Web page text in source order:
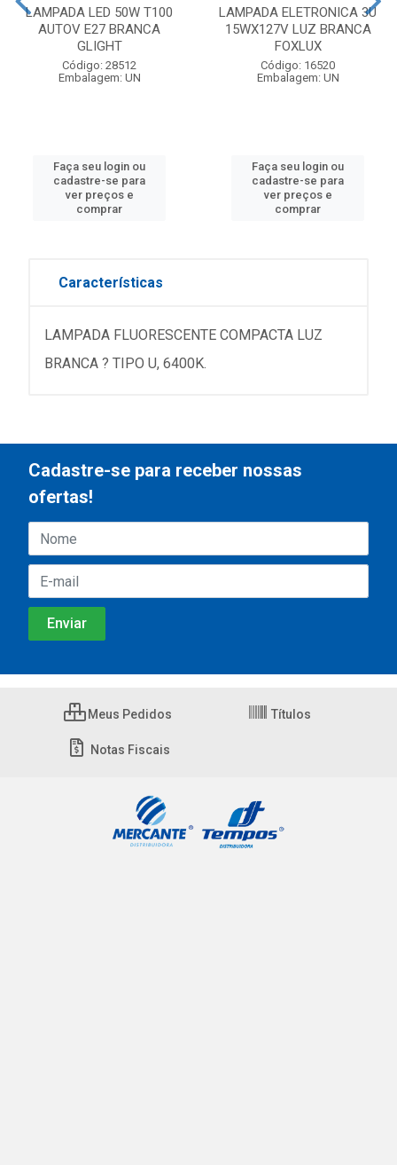
LAMPADA LED 50W T100
AUTOV E27 BRANCA
GLIGHT
Código: 28512
Embalagem: UN
Faça seu login ou
cadastre-se para
ver preços e
comprar
LAMPADA ELETRONICA 3U
15WX127V LUZ BRANCA
FOXLUX
Código: 16520
Embalagem: UN
Faça seu login ou
cadastre-se para
ver preços e
comprar
Características
LAMPADA FLUORESCENTE COMPACTA LUZ
BRANCA ? TIPO U, 6400K.
Cadastre-se para receber nossas
ofertas!
Meus Pedidos Títulos
Notas Fiscais